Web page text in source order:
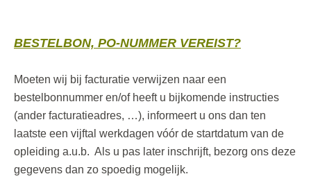
BESTELBON, PO-NUMMER VEREIST?
Moeten wij bij facturatie verwijzen naar een
bestelbonnummer en/of heeft u bijkomende instructies
(ander facturatieadres, …), informeert u ons dan ten
laatste een vijftal werkdagen vóór de startdatum van de
opleiding a.u.b. Als u pas later inschrijft, bezorg ons deze
gegevens dan zo spoedig mogelijk.